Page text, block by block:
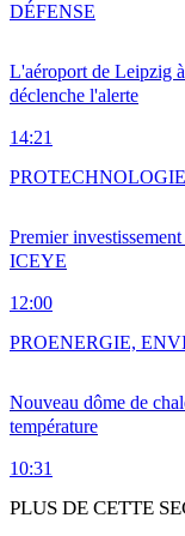
L'aéroport de Leipzig
déclenche l'alerte
14:21
DÉFENSE
Premier
ICEYE
12:00
PRO
Nouveau dôme de
température
10:31
PROENERGIE,
PLUS DE CETTE